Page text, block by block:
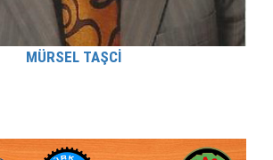
MÜRSEL TAŞCİ